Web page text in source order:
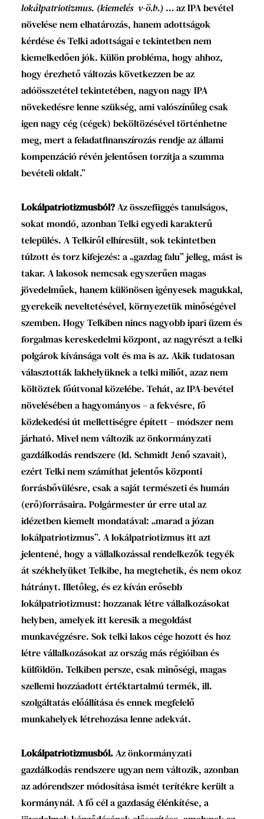
lokálpatriotizmus. (kiemelés v-ö.b.)… az IPA bevétel
növelése nem elhatározás, hanem adottságok
kérdése és Telki adottságai e tekintetben nem
kiemelkedően jók. Külön probléma, hogy ahhoz,
hogy érezhető változás következzen be az
adóösszetétel tekintetében, nagyon nagy IPA
növekedésre lenne szükség, ami valószínűleg csak
igen nagy cég (cégek) beköltözésével történhetne
meg, mert a feladatfinanszírozás rendje az állami
kompenzáció révén jelentősen torzítja a szumma
bevételi oldalt.”
Lokálpatriotizmusból?Az összefüggés tanulságos,
sokat mondó, azonban Telki egyedi karakterű
település. A Telkiről elhíresült, sok tekintetben
túlzott és torz kifejezés: a „gazdag falu” jelleg, mást is
takar. A lakosok nemcsak egyszerűen magas
jövedelműek, hanem különösen igényesek magukkal,
gyerekeik neveltetésével, környezetük minőségével
szemben. Hogy Telkiben nincs nagyobb ipari üzem és
forgalmas kereskedelmi központ, az nagyrészt a telki
polgárok kívánsága volt és ma is az. Akik tudatosan
választották lakhelyüknek a telki miliőt, azaz nem
költöztek főútvonal közelébe. Tehát, az IPA-bevétel
növelésében a hagyományos – a fekvésre, fő
közlekedési út mellettiségre épített – módszer nem
járható. Mivel nem változik az önkormányzati
gazdálkodás rendszere (ld. Schmidt Jenő szavait),
ezért Telki nem számíthat jelentős központi
forrásbővülésre, csak a saját természeti és humán
(erő)forrásaira. Polgármester úr erre utal az
idézetben kiemelt mondatával: „marad a józan
lokálpatriotizmus”. A lokálpatriotizmus itt azt
jelentené, hogy a vállalkozással rendelkezők tegyék
át székhelyüket Telkibe, ha megtehetik, és nem okoz
hátrányt. Illetőleg, és ez kíván erősebb
lokálpatriotizmust: hozzanak létre vállalkozásokat
helyben, amelyek itt keresik a megoldást
munkavégzésre. Sok telki lakos cége hozott és hoz
létre vállalkozásokat az ország más régióiban és
külföldön. Telkiben persze, csak minőségi, magas
szellemi hozzáadott értéktartalmú termék, ill.
szolgáltatás előállítása és ennek megfelelő
munkahelyek létrehozása lenne adekvát.
Lokálpatriotizmusból.Az önkormányzati
gazdálkodás rendszere ugyan nem változik, azonban
az adórendszer módosítása ismét terítékre került a
kormánynál. A fő cél a gazdaság élénkítése, a